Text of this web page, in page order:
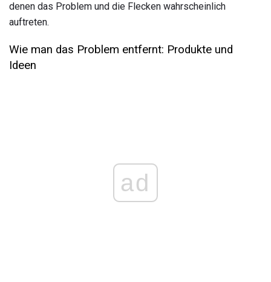
denen das Problem und die Flecken wahrscheinlich
auftreten.
Wie man das Problem entfernt: Produkte und
Ideen
ad